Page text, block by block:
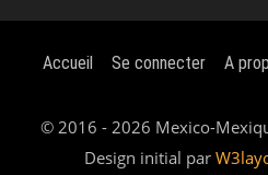
Accueil Se connecter A
© 2016 - 2026 Mexico-
Design initial par